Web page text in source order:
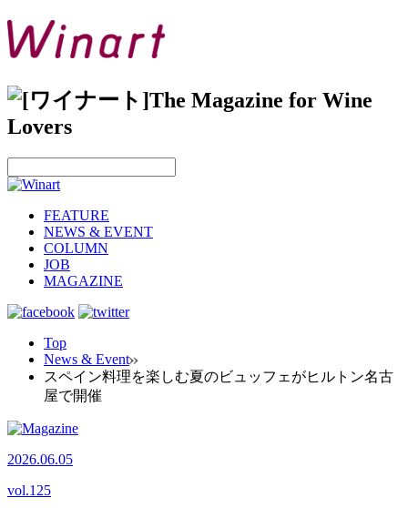
FEATURE
NEWS & EVENT
COLUMN
JOB
MAGAZINE
Top
News & Event
スペイン料理を楽しむ夏のビュッフェがヒルトン名古
屋で開催
2026.06.05
vol.125